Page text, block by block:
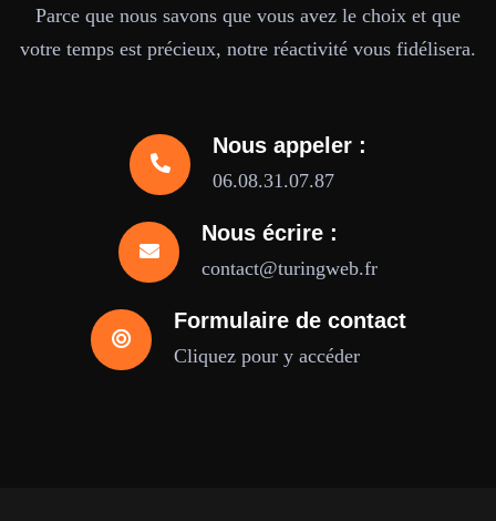
Parce que nous savons que vous avez le choix et que
votre temps est précieux, notre réactivité vous fidélisera.
Nous appeler :
06.08.31.07.87
Nous écrire :
contact@turingweb.fr
Formulaire de contact
Cliquez pour y accéder